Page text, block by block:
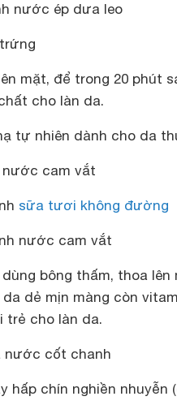
nước ép dưa leo
mặt, để trong 20 phút
cho làn da.
tự nhiên dành cho da
cam vắt
sữa tươi không đường
nước cam vắt
bông thấm, thoa
dẻ mịn màng còn
cho làn da.
nước cốt chanh
hấp chín nghiền nhuyễn